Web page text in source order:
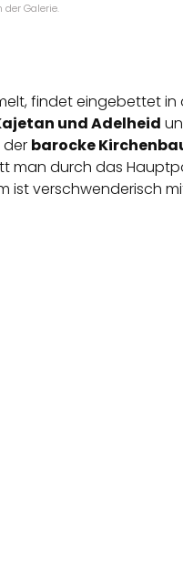
Galerie.
findet eingebettet in
und Adelheid
der barocke
man durch das
ist verschwenderisch